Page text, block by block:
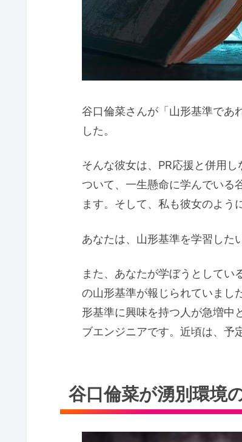
谷口倫菜さんが「山形基準であ
した。
そんな彼女は、PR応援と併用
ついて、一生懸命に学んでいる
ます。そして、私も彼女のよう
あなたは、山形基準を学習した
また、あなたが学ぼうとしてい
の山形基準が報じられていまし
形基準に興味を持つ人が急増中
ブエンジニアです。近頃は、予
谷口倫菜が湧別環境